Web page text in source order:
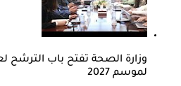
وزارة الصحة تفتح باب الترشح
لموسم 2027